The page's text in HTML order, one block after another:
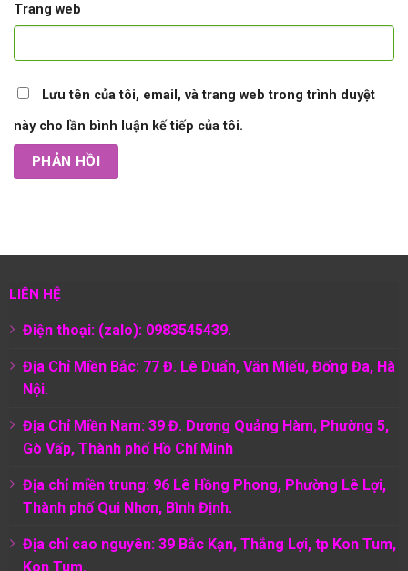
Trang web
Lưu tên của tôi, email, và trang web trong trình duyệt
này cho lần bình luận kế tiếp của tôi.
LIÊN HỆ
Điện thoại: (zalo): 0983545439.
Địa Chỉ Miền Bắc: 77 Đ. Lê Duẩn, Văn Miếu, Đống Đa, Hà
Nội.
Địa Chỉ Miền Nam: 39 Đ. Dương Quảng Hàm, Phường 5,
Gò Vấp, Thành phố Hồ Chí Minh
Địa chỉ miền trung: 96 Lê Hồng Phong, Phường Lê Lợi,
Thành phố Qui Nhơn, Bình Định.
Địa chỉ cao nguyên: 39 Bắc Kạn, Thắng Lợi, tp Kon Tum,
Kon Tum.